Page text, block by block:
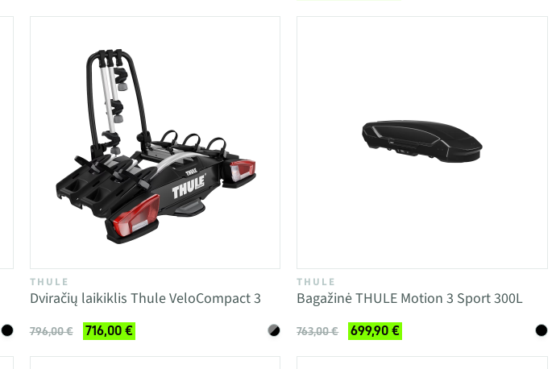
THULE
Dviračių laikiklis Thule VeloCompact 3
796,00 € 716,00 €
THULE
Bagažinė THULE Motion 3 Sport 300L
763,00 € 699,90 €